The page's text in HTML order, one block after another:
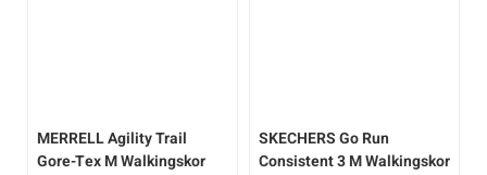
MERRELLAgility Trail
Gore-Tex M Walkingskor
SKECHERSGo Run
Consistent 3 M Walkingskor